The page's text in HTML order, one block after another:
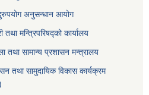
अनुसन्धान आयोग
तथा मन्त्रिपरिषद्को कार्यालय
तथा सामान्य प्रशासन मन्त्रालय
तथा सामुदायिक विकास कार्यक्रम